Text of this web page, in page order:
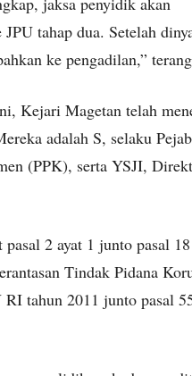
tahap dua. Setelah
ke pengadilan,”
Kejari Magetan telah
adalah S, selaku
(PPK), serta YSJI,
pasal 2 ayat 1 junto pasal
Tindak Pidana
tahun 2011 junto pasal